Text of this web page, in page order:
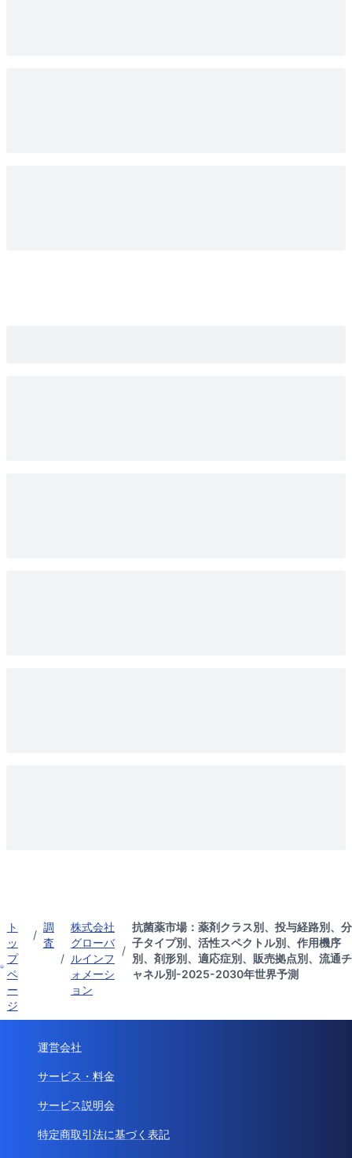
ト
ッ
プ
ペ
ー
ジ
/
調
査
/
株式会社
グローバ
ルインフ
ォメーシ
ョン
/
抗菌薬市場：薬剤クラス別、投与経路別、分
子タイプ別、活性スペクトル別、作用機序
別、剤形別、適応症別、販売拠点別、流通チ
ャネル別-2025-2030年世界予測
運営会社
サービス・料金
サービス説明会
特定商取引法に基づく表記